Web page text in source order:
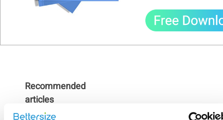
Recommended
articles